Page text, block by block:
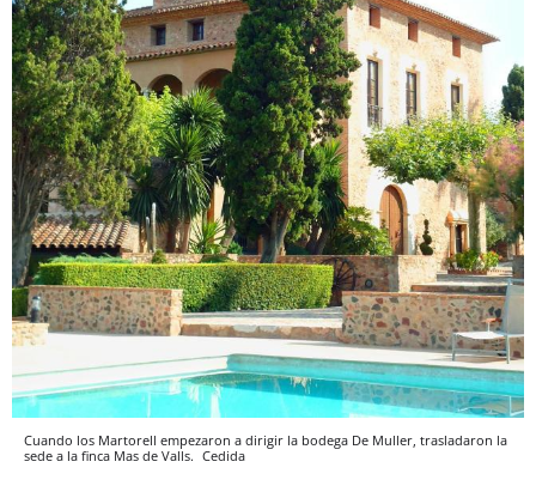
Cuando los Martorell empezaron a dirigir la bodega De Muller, trasladaron la
sede a la finca Mas de Valls. Cedida